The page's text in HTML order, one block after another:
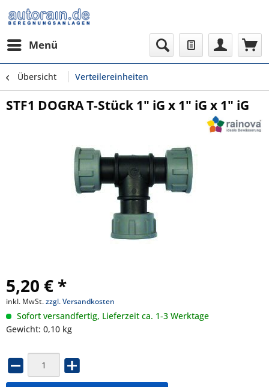
Menü
Übersicht Verteilereinheiten
STF1 DOGRA T-Stück 1" iG x 1" iG x 1" iG
5,20 € *
inkl. MwSt.zzgl. Versandkosten
Sofort versandfertig, Lieferzeit ca. 1-3 Werktage
Gewicht: 0,10 kg